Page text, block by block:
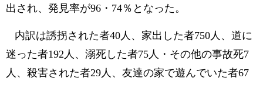
出され、発見率が96・74％となった。
内訳は誘拐された者40人、家出した者750人、道に
迷った者192人、溺死した者75人・その他の事故死7
人、殺害された者29人、友達の家で遊んでいた者67